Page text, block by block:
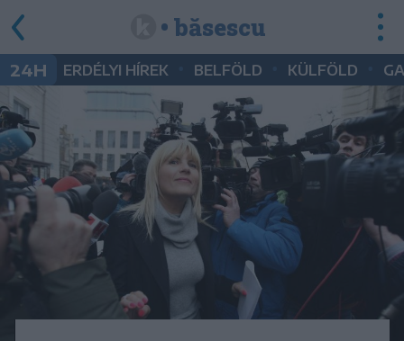
• băsescu
24H ERDÉLYI HÍREK BELFÖLD KÜLFÖLD